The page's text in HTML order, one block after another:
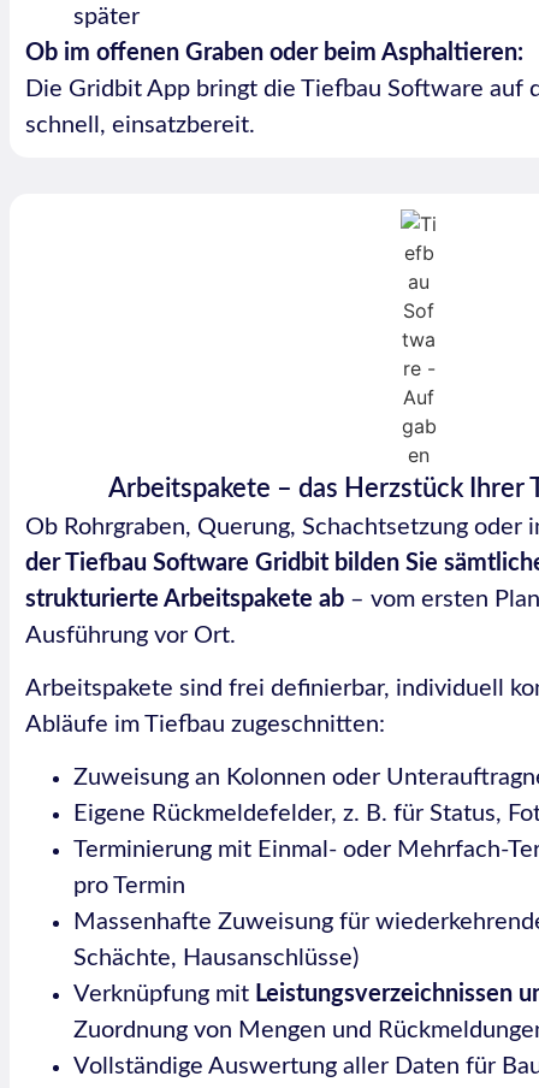
später
Ob im offenen Graben oder beim Asphaltieren:
Die Gridbit App bringt die Tiefbau Software auf
schnell, einsatzbereit.
Arbeitspakete – das Herzstück Ihrer
Ob Rohrgraben, Querung, Schachtsetzung oder
der Tiefbau Software Gridbit bilden Sie
strukturierte Arbeitspakete ab– vom ersten
Ausführung vor Ort.
Arbeitspakete sind frei definierbar, individuell
Abläufe im Tiefbau zugeschnitten:
Zuweisung an Kolonnen oder
Eigene Rückmeldefelder, z. B. für Status,
Terminierung mit Einmal- oder Mehrfach-
pro Termin
Massenhafte Zuweisung für
Schächte, Hausanschlüsse)
Verknüpfung mit Leistungsverzeichnissen
Zuordnung von Mengen und
Vollständige Auswertung aller Daten für